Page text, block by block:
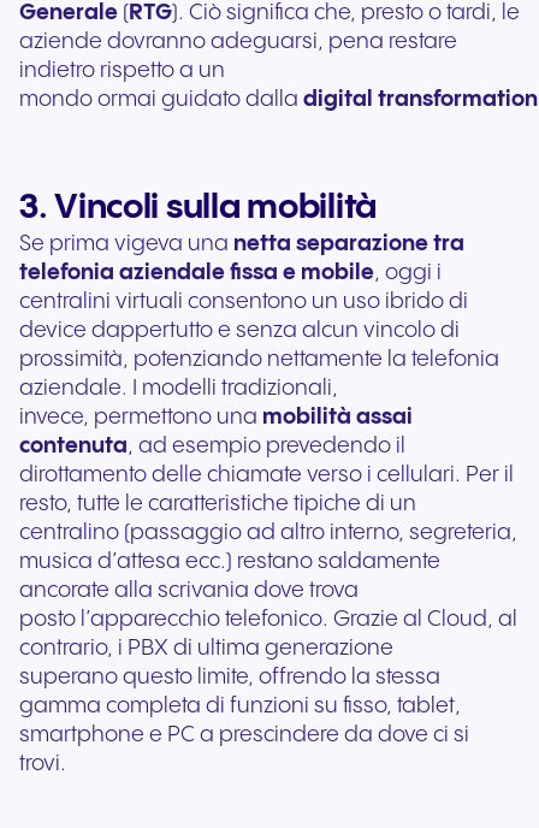
Generale (RTG). Ciò significa che, presto o tardi, le
aziende dovranno adeguarsi, pena restare
indietro rispetto a un
mondo ormai guidato dalla digital transformation
3. Vincoli sulla mobilità
Se prima vigeva una netta separazione tra
telefonia aziendale fissa e mobile, oggi i
centralini virtuali consentono un uso ibrido di
device dappertutto e senza alcun vincolo di
prossimità, potenziando nettamente la telefonia
aziendale. I modelli tradizionali,
invece, permettono una mobilità assai
contenuta, ad esempio prevedendo il
dirottamento delle chiamate verso i cellulari. Per il
resto, tutte le caratteristiche tipiche di un
centralino (passaggio ad altro interno, segreteria,
musica d’attesa ecc.) restano saldamente
ancorate alla scrivania dove trova
posto l’apparecchio telefonico. Grazie al Cloud, al
contrario, i PBX di ultima generazione
superano questo limite, offrendo la stessa
gamma completa di funzioni su fisso, tablet,
smartphone e PC a prescindere da dove ci si
trovi.